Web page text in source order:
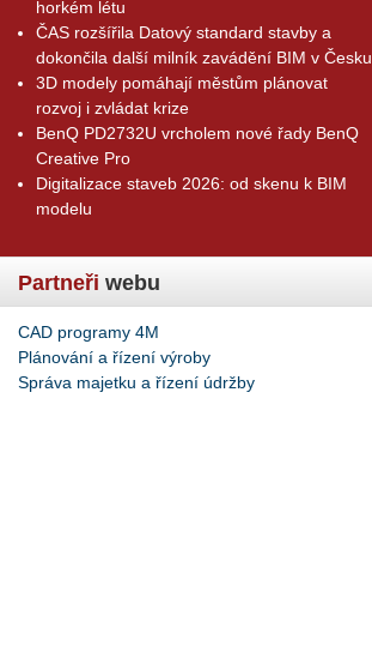
horkém létu
ČAS rozšířila Datový standard stavby a
dokončila další milník zavádění BIM v Česku
3D modely pomáhají městům plánovat
rozvoj i zvládat krize
BenQ PD2732U vrcholem nové řady BenQ
Creative Pro
Digitalizace staveb 2026: od skenu k BIM
modelu
Partneři webu
CAD programy 4M
Plánování a řízení výroby
Správa majetku a řízení údržby